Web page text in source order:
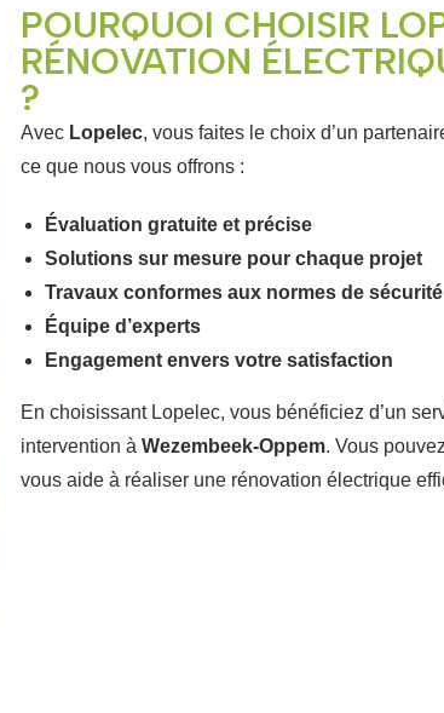
POURQUOI CHOISIR
RÉNOVATION
?
Avec Lopelec, vous faites le choix d’un
ce que nous vous offrons :
Évaluation gratuite et précise
Solutions sur mesure pour chaque projet
Travaux conformes aux normes de sécurité
Équipe d’experts
Engagement envers votre satisfaction
En choisissant Lopelec, vous bénéficiez d’un
intervention à Wezembeek-Oppem. Vous
vous aide à réaliser une rénovation électrique